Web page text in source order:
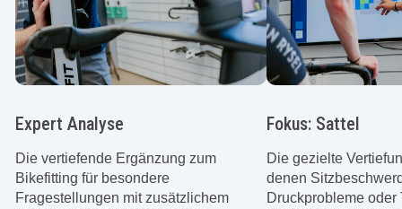
Fokus: Sattel
Die gezielte Vertiefung für alle, bei
denen Sitzbeschwerden,
Druckprobleme oder Taubheit auf dem
Fokus: Pedalkraft
Der Zusatz zur
alle, die ihren Tritt
analysieren und